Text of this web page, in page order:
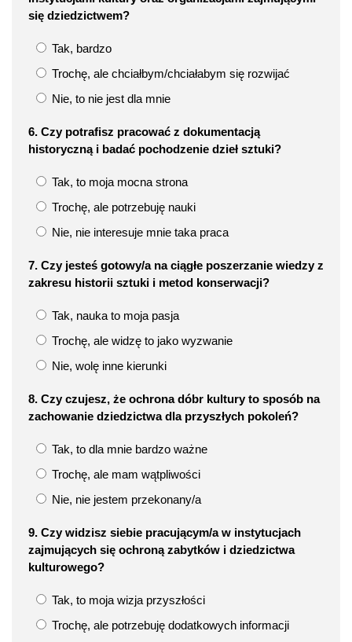
się dziedzictwem?
Tak, bardzo
Trochę, ale chciałbym/chciałabym się rozwijać
Nie, to nie jest dla mnie
6. Czy potrafisz pracować z dokumentacją
historyczną i badać pochodzenie dzieł sztuki?
Tak, to moja mocna strona
Trochę, ale potrzebuję nauki
Nie, nie interesuje mnie taka praca
7. Czy jesteś gotowy/a na ciągłe poszerzanie wiedzy z
zakresu historii sztuki i metod konserwacji?
Tak, nauka to moja pasja
Trochę, ale widzę to jako wyzwanie
Nie, wolę inne kierunki
8. Czy czujesz, że ochrona dóbr kultury to sposób na
zachowanie dziedzictwa dla przyszłych pokoleń?
Tak, to dla mnie bardzo ważne
Trochę, ale mam wątpliwości
Nie, nie jestem przekonany/a
9. Czy widzisz siebie pracującym/a w instytucjach
zajmujących się ochroną zabytków i dziedzictwa
kulturowego?
Tak, to moja wizja przyszłości
Trochę, ale potrzebuję dodatkowych informacji